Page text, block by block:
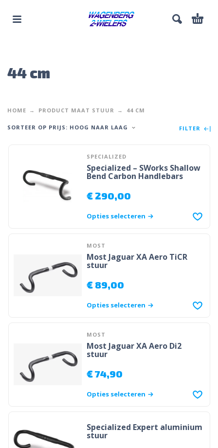
44 cm
HOME PRODUCT MAAT STUUR 44 CM
SORTEER OP PRIJS: HOOG NAAR LAAG FILTER
SPECIALIZED
Specialized – SWorks Shallow
Bend Carbon Handlebars
€290,00
Opties selecteren
MOST
Most Jaguar XA Aero TiCR
stuur
€89,00
Opties selecteren
MOST
Most Jaguar XA Aero Di2
stuur
€74,90
Opties selecteren
Specialized Expert aluminium
stuur